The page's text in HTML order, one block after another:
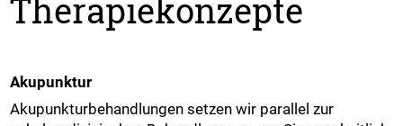
Therapiekonzepte
Akupunktur
Akupunkturbehandlungen setzen wir parallel zur